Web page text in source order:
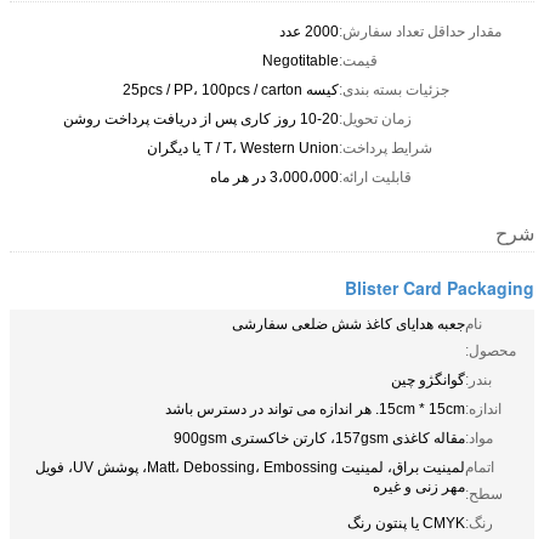
مقدار حداقل تعداد سفارش:2000 عدد
قیمت:Negotitable
جزئیات بسته بندی:کیسه 25pcs / PP، 100pcs / carton
زمان تحویل:10-20 روز کاری پس از دریافت پرداخت روشن
شرایط پرداخت:T / T، Western Union یا دیگران
قابلیت ارائه:3،000،000 در هر ماه
شرح
Blister Card Packaging
نام
محصول:
جعبه هدایای کاغذ شش ضلعی سفارشی
بندر:گوانگژو چین
اندازه:15cm * 15cm. هر اندازه می تواند در دسترس باشد
مواد:مقاله کاغذی 157gsm، کارتن خاکستری 900gsm
اتمام
سطح:
لمینیت براق، لمینیت Matt، Debossing، Embossing، پوشش UV، فویل
مهر زنی و غیره
رنگ:CMYK یا پنتون رنگ